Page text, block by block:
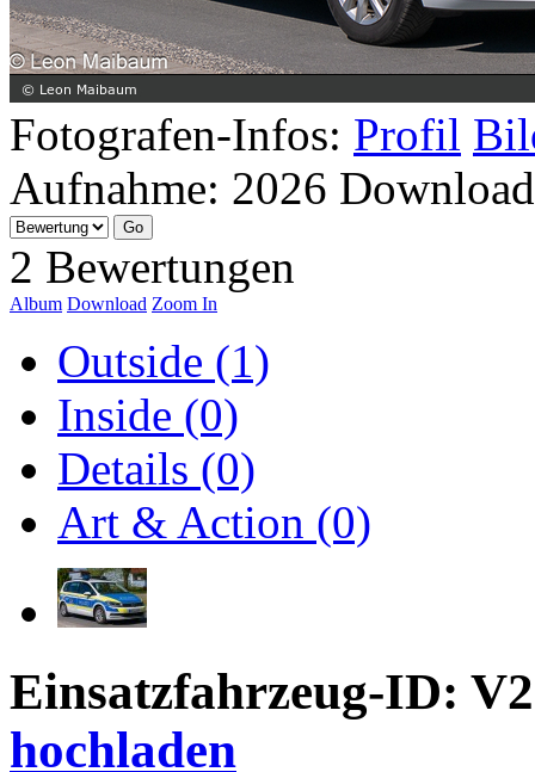
Fotografen-Infos: Profil
Aufnahme: 2026
2 Bewertungen
Album Download Zoom In
Outside (1)
Inside (0)
Details (0)
Art & Action (0)
Einsatzfahrzeug-ID:
hochladen